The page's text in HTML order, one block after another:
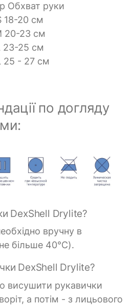
Обхват руки
18-20 см
20-23 см
23-25 см
25 - 27 см
по догляду
DexShell Drylite?
вручну в
більше 40°C).
DexShell Drylite?
висушити рукавички
а потім - з лицьового